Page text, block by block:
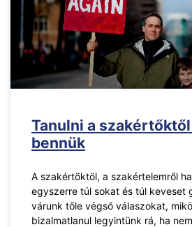
Tanulni a
bennük
A szakértöktöl, a szakértelemről
egyszerre túl sokat és túl keveset
várunk tőle végső válaszokat,
bizalmatlanul legyintünk rá, ha nem